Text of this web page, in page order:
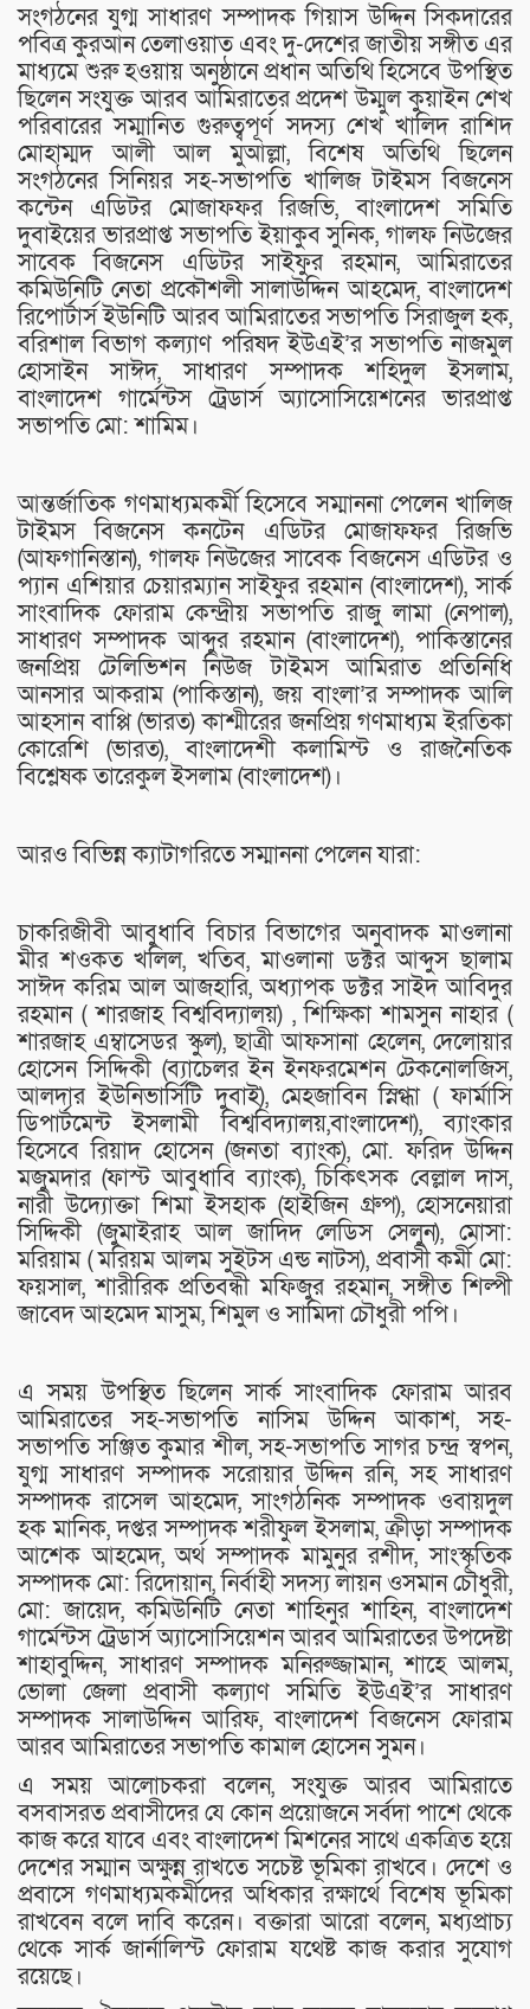
সংগঠনের যুগ্ম সাধারণ সম্পাদক গিয়াস উদ্দিন সিকদারের
পবিত্র কুরআন তেলাওয়াত এবং দু-দেশের জাতীয় সঙ্গীত এর
মাধ্যমে শুরু হওয়ায় অনুষ্ঠানে প্রধান অতিথি হিসেবে উপস্থিত
ছিলেন সংযুক্ত আরব আমিরাতের প্রদেশ উম্মুল কুয়াইন শেখ
পরিবারের সম্মানিত গুরুত্বপূর্ণ সদস্য শেখ খালিদ রাশিদ
মোহাম্মদ আলী আল মুআল্লা, বিশেষ অতিথি ছিলেন
সংগঠনের সিনিয়র সহ-সভাপতি খালিজ টাইমস বিজনেস
কন্টেন এডিটর মোজাফফর রিজভি, বাংলাদেশ সমিতি
দুবাইয়ের ভারপ্রাপ্ত সভাপতি ইয়াকুব সুনিক, গালফ নিউজের
সাবেক বিজনেস এডিটর সাইফুর রহমান, আমিরাতের
কমিউনিটি নেতা প্রকৌশলী সালাউদ্দিন আহমেদ, বাংলাদেশ
রিপোর্টার্স ইউনিটি আরব আমিরাতের সভাপতি সিরাজুল হক,
বরিশাল বিভাগ কল্যাণ পরিষদ ইউএই’র সভাপতি নাজমুল
হোসাইন সাঈদ, সাধারণ সম্পাদক শহিদুল ইসলাম,
বাংলাদেশ গার্মেন্টস ট্রেডার্স অ্যাসোসিয়েশনের ভারপ্রাপ্ত
সভাপতি মো: শামিম।
আন্তর্জাতিক গণমাধ্যমকর্মী হিসেবে সম্মাননা পেলেন খালিজ
টাইমস বিজনেস কনটেন এডিটর মোজাফফর রিজভি
(আফগানিস্তান), গালফ নিউজের সাবেক বিজনেস এডিটর ও
প্যান এশিয়ার চেয়ারম্যান সাইফুর রহমান (বাংলাদেশ), সার্ক
সাংবাদিক ফোরাম কেন্দ্রীয় সভাপতি রাজু লামা (নেপাল),
সাধারণ সম্পাদক আব্দুর রহমান (বাংলাদেশ), পাকিস্তানের
জনপ্রিয় টেলিভিশন নিউজ টাইমস আমিরাত প্রতিনিধি
আনসার আকরাম (পাকিস্তান), জয় বাংলা’র সম্পাদক আলি
আহসান বাপ্পি (ভারত) কাশ্মীরের জনপ্রিয় গণমাধ্যম ইরতিকা
কোরেশি (ভারত), বাংলাদেশী কলামিস্ট ও রাজনৈতিক
বিশ্লেষক তারেকুল ইসলাম (বাংলাদেশ)।
আরও বিভিন্ন ক্যাটাগরিতে সম্মাননা পেলেন যারা:
চাকরিজীবী আবুধাবি বিচার বিভাগের অনুবাদক মাওলানা
মীর শওকত খলিল, খতিব, মাওলানা ডক্টর আব্দুস ছালাম
সাঈদ করিম আল আজহারি, অধ্যাপক ডক্টর সাইদ আবিদুর
রহমান ( শারজাহ বিশ্ববিদ্যালয়) , শিক্ষিকা শামসুন নাহার (
শারজাহ এম্বাসেডর স্কুল), ছাত্রী আফসানা হেলেন, দেলোয়ার
হোসেন সিদ্দিকী (ব্যাচেলর ইন ইনফরমেশন টেকনোলজিস,
আলদার ইউনিভার্সিটি দুবাই), মেহজাবিন স্নিগ্ধা ( ফার্মাসি
ডিপার্টমেন্ট ইসলামী বিশ্ববিদ্যালয়,বাংলাদেশ), ব্যাংকার
হিসেবে রিয়াদ হোসেন (জনতা ব্যাংক), মো. ফরিদ উদ্দিন
মজুমদার (ফাস্ট আবুধাবি ব্যাংক), চিকিৎসক বেল্লাল দাস,
নারী উদ্যোক্তা শিমা ইসহাক (হাইজিন গ্রুপ), হোসনেয়ারা
সিদ্দিকী (জুমাইরাহ আল জাদিদ লেডিস সেলুন), মোসা:
মরিয়াম ( মরিয়ম আলম সুইটস এন্ড নাটস), প্রবাসী কর্মী মো:
ফয়সাল, শারীরিক প্রতিবন্ধী মফিজুর রহমান, সঙ্গীত শিল্পী
জাবেদ আহমেদ মাসুম, শিমুল ও সামিদা চৌধুরী পপি।
এ সময় উপস্থিত ছিলেন সার্ক সাংবাদিক ফোরাম আরব
আমিরাতের সহ-সভাপতি নাসিম উদ্দিন আকাশ, সহ-
সভাপতি সঞ্জিত কুমার শীল, সহ-সভাপতি সাগর চন্দ্র স্বপন,
যুগ্ম সাধারণ সম্পাদক সরোয়ার উদ্দিন রনি, সহ সাধারণ
সম্পাদক রাসেল আহমেদ, সাংগঠনিক সম্পাদক ওবায়দুল
হক মানিক, দপ্তর সম্পাদক শরীফুল ইসলাম, ক্রীড়া সম্পাদক
আশেক আহমেদ, অর্থ সম্পাদক মামুনুর রশীদ, সাংস্কৃতিক
সম্পাদক মো: রিদোয়ান, নির্বাহী সদস্য লায়ন ওসমান চৌধুরী,
মো: জায়েদ, কমিউনিটি নেতা শাহিনুর শাহিন, বাংলাদেশ
গার্মেন্টস ট্রেডার্স অ্যাসোসিয়েশন আরব আমিরাতের উপদেষ্টা
শাহাবুদ্দিন, সাধারণ সম্পাদক মনিরুজ্জামান, শাহে আলম,
ভোলা জেলা প্রবাসী কল্যাণ সমিতি ইউএই’র সাধারণ
সম্পাদক সালাউদ্দিন আরিফ, বাংলাদেশ বিজনেস ফোরাম
আরব আমিরাতের সভাপতি কামাল হোসেন সুমন।
এ সময় আলোচকরা বলেন, সংযুক্ত আরব আমিরাতে
বসবাসরত প্রবাসীদের যে কোন প্রয়োজনে সর্বদা পাশে থেকে
কাজ করে যাবে এবং বাংলাদেশ মিশনের সাথে একত্রিত হয়ে
দেশের সম্মান অক্ষুন্ন রাখতে সচেষ্ট ভূমিকা রাখবে। দেশে ও
প্রবাসে গণমাধ্যমকর্মীদের অধিকার রক্ষার্থে বিশেষ ভূমিকা
রাখবেন বলে দাবি করেন। বক্তারা আরো বলেন, মধ্যপ্রাচ্য
থেকে সার্ক জার্নালিস্ট ফোরাম যথেষ্ট কাজ করার সুযোগ
রয়েছে।